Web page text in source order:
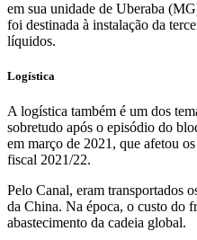
em sua unidade de Uberaba
foi destinada à instalação da
líquidos.
Logística
A logística também é um dos
sobretudo após o episódio do
em março de 2021, que afetou
fiscal 2021/22.
Pelo Canal, eram transportados
da China. Na época, o custo do
abastecimento da cadeia global.